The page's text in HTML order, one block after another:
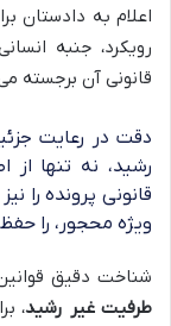
اعلام به دادستان
رویکرد، جنبه
قانونی آن برجسته
دقت در رعایت
رشید، نه تنها از
قانونی پرونده را
ویژه محجور، را
شناخت دقیق
طرفیت غیر رشید،